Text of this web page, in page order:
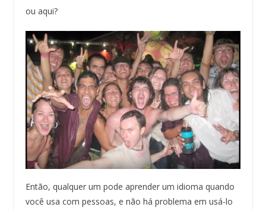
ou aqui?
Então, qualquer um pode aprender um idioma quando
você usa com pessoas, e não há problema em usá-lo